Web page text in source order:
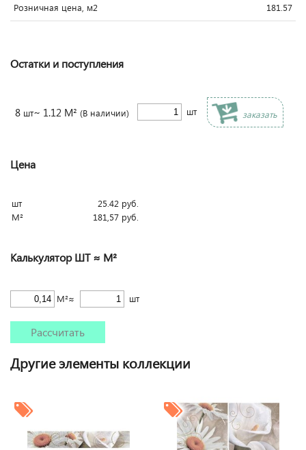
Розничная цена, м2 181.57
Остатки и поступления
8 шт~ 1.12 М² (В наличии) шт заказать
Цена
шт 25.42 руб.
М²
181,57 руб.
Калькулятор ШТ ≈ М²
М²≈ шт
Рассчитать
Другие элементы коллекции